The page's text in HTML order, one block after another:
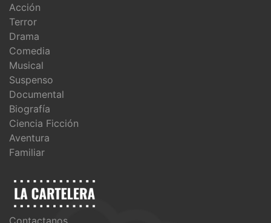
Acción
Terror
Drama
Comedia
Musical
Suspenso
Documental
Biografía
Ciencia Ficción
Aventura
Familiar
Contactanos